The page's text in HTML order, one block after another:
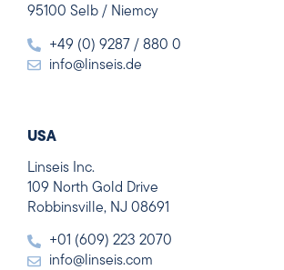
95100 Selb / Niemcy
+49 (0) 9287 / 880 0
info@linseis.de
USA
Linseis Inc.
109 North Gold Drive
Robbinsville, NJ 08691
+01 (609) 223 2070
info@linseis.com